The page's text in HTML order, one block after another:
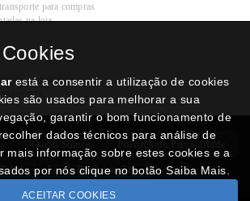
para compras
na loja
Pagamento
de crédito, Paypal ou
Politica de Privacidade
RAL Livro Reclamações
está a consentir a utilização de cookies
são usados para melhorar a sua
garantir o bom funcionamento de
dados técnicos para análise de
mais informação sobre estes cookies e a
por nós clique no botão Saiba Mais.
ACEITAR COOKIES